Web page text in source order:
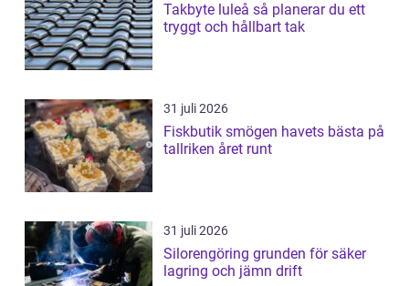
Takbyte luleå så planerar du ett
tryggt och hållbart tak
31 juli 2026
Fiskbutik smögen havets bästa på
tallriken året runt
31 juli 2026
Silorengöring grunden för säker
lagring och jämn drift